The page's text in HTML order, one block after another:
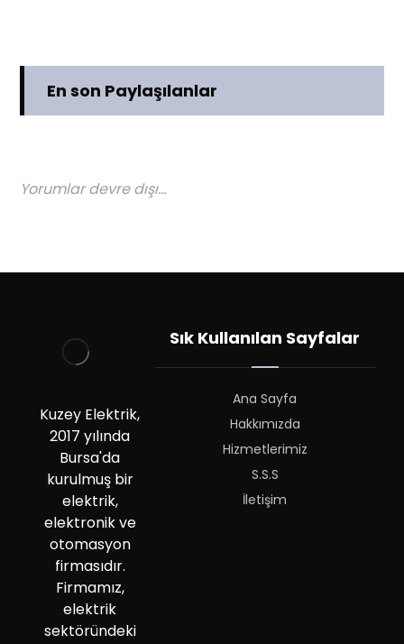
En son Paylaşılanlar
Yorumlar devre dışı...
Kuzey Elektrik,
2017 yılında
Bursa'da
kurulmuş bir
elektrik,
elektronik ve
otomasyon
firmasıdır.
Firmamız,
elektrik
sektöründeki
Sık Kullanılan Sayfalar
Ana Sayfa
Hakkımızda
Hizmetlerimiz
S.S.S
İletişim